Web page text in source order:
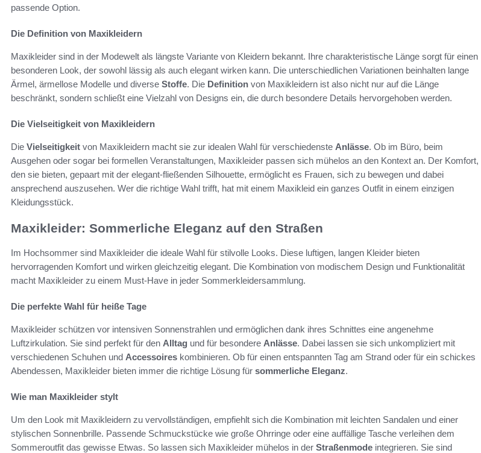
passende Option.
Die Definition von Maxikleidern
Maxikleider sind in der Modewelt als längste Variante von Kleidern bekannt. Ihre charakteristische Länge sorgt für einen
besonderen Look, der sowohl lässig als auch elegant wirken kann. Die unterschiedlichen Variationen beinhalten lange
Ärmel, ärmellose Modelle und diverse Stoffe. Die Definition von Maxikleidern ist also nicht nur auf die Länge
beschränkt, sondern schließt eine Vielzahl von Designs ein, die durch besondere Details hervorgehoben werden.
Die Vielseitigkeit von Maxikleidern
Die Vielseitigkeit von Maxikleidern macht sie zur idealen Wahl für verschiedenste Anlässe. Ob im Büro, beim
Ausgehen oder sogar bei formellen Veranstaltungen, Maxikleider passen sich mühelos an den Kontext an. Der Komfort,
den sie bieten, gepaart mit der elegant-fließenden Silhouette, ermöglicht es Frauen, sich zu bewegen und dabei
ansprechend auszusehen. Wer die richtige Wahl trifft, hat mit einem Maxikleid ein ganzes Outfit in einem einzigen
Kleidungsstück.
Maxikleider: Sommerliche Eleganz auf den Straßen
Im Hochsommer sind Maxikleider die ideale Wahl für stilvolle Looks. Diese luftigen, langen Kleider bieten
hervorragenden Komfort und wirken gleichzeitig elegant. Die Kombination von modischem Design und Funktionalität
macht Maxikleider zu einem Must-Have in jeder Sommerkleidersammlung.
Die perfekte Wahl für heiße Tage
Maxikleider schützen vor intensiven Sonnenstrahlen und ermöglichen dank ihres Schnittes eine angenehme
Luftzirkulation. Sie sind perfekt für den Alltag und für besondere Anlässe. Dabei lassen sie sich unkompliziert mit
verschiedenen Schuhen und Accessoires kombinieren. Ob für einen entspannten Tag am Strand oder für ein schickes
Abendessen, Maxikleider bieten immer die richtige Lösung für sommerliche Eleganz.
Wie man Maxikleider stylt
Um den Look mit Maxikleidern zu vervollständigen, empfiehlt sich die Kombination mit leichten Sandalen und einer
stylischen Sonnenbrille. Passende Schmuckstücke wie große Ohrringe oder eine auffällige Tasche verleihen dem
Sommeroutfit das gewisse Etwas. So lassen sich Maxikleider mühelos in der Straßenmode integrieren. Sie sind